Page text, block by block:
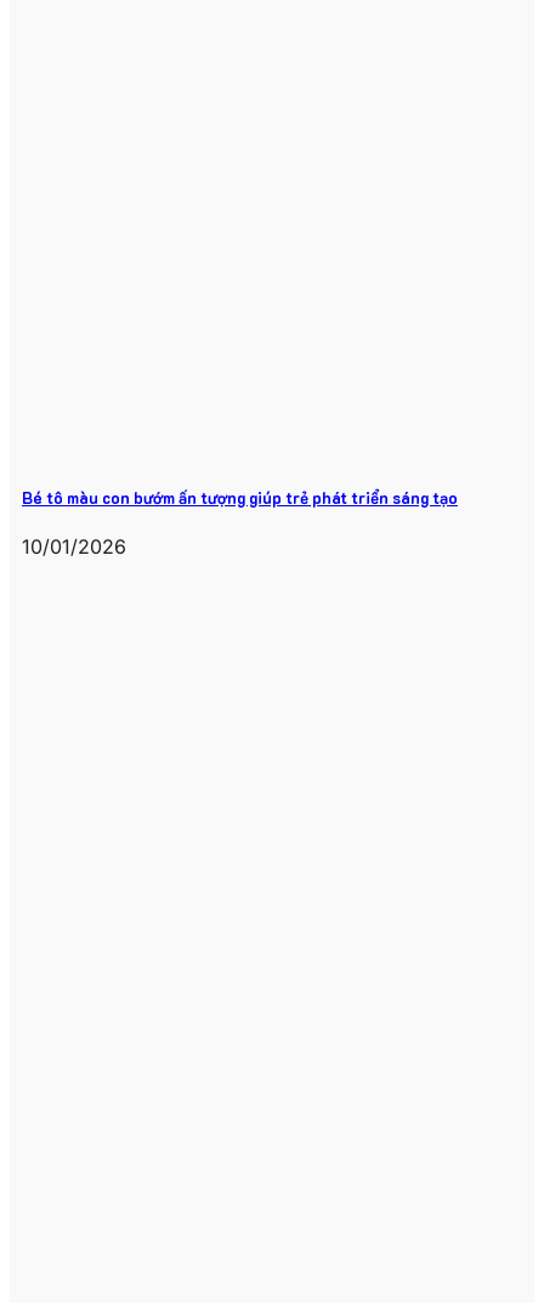
Bé tô màu con bướm ấn tượng giúp trẻ phát triển sáng tạo
10/01/2026